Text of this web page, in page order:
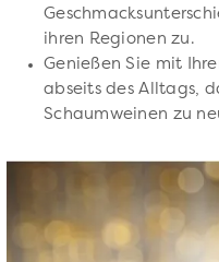
ihren Regionen zu.
Genießen Sie mit
abseits des Alltags,
Schaumweinen zu